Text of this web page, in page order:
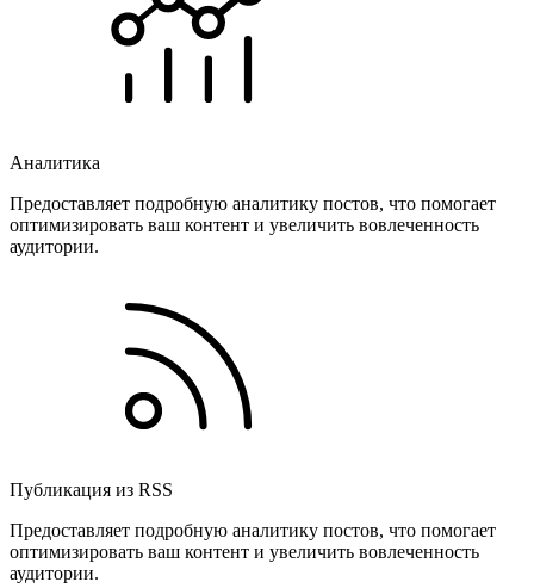
Аналитика
Предоставляет подробную аналитику постов, что помогает
оптимизировать ваш контент и увеличить вовлеченность
аудитории.
Публикация из RSS
Предоставляет подробную аналитику постов, что помогает
оптимизировать ваш контент и увеличить вовлеченность
аудитории.